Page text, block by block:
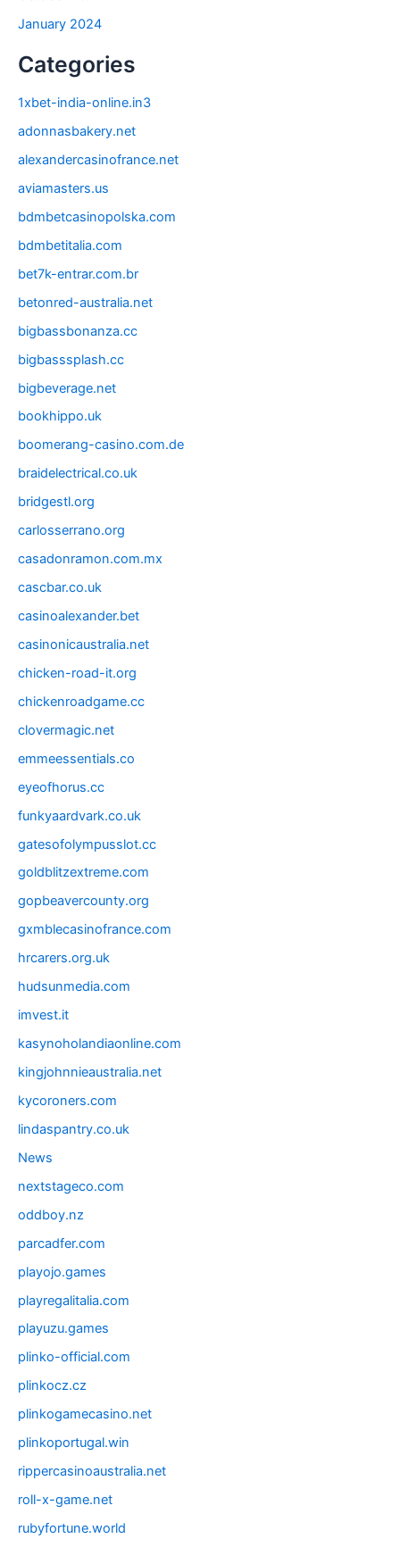
January 2024
Categories
1xbet-india-online.in3
adonnasbakery.net
alexandercasinofrance.net
aviamasters.us
bdmbetcasinopolska.com
bdmbetitalia.com
bet7k-entrar.com.br
betonred-australia.net
bigbassbonanza.cc
bigbasssplash.cc
bigbeverage.net
bookhippo.uk
boomerang-casino.com.de
braidelectrical.co.uk
bridgestl.org
carlosserrano.org
casadonramon.com.mx
cascbar.co.uk
casinoalexander.bet
casinonicaustralia.net
chicken-road-it.org
chickenroadgame.cc
clovermagic.net
emmeessentials.co
eyeofhorus.cc
funkyaardvark.co.uk
gatesofolympusslot.cc
goldblitzextreme.com
gopbeavercounty.org
gxmblecasinofrance.com
hrcarers.org.uk
hudsunmedia.com
imvest.it
kasynoholandiaonline.com
kingjohnnieaustralia.net
kycoroners.com
lindaspantry.co.uk
News
nextstageco.com
oddboy.nz
parcadfer.com
playojo.games
playregalitalia.com
playuzu.games
plinko-official.com
plinkocz.cz
plinkogamecasino.net
plinkoportugal.win
rippercasinoaustralia.net
roll-x-game.net
rubyfortune.world